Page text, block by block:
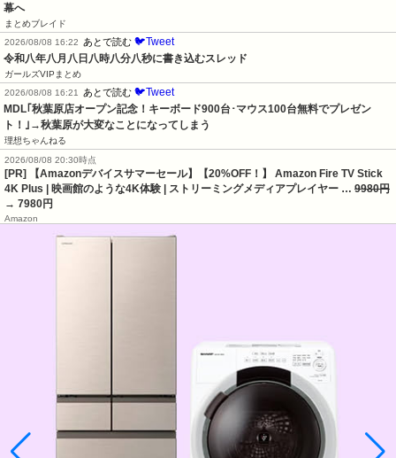
幕へ
まとめブレイド
2026/08/08 16:22
あとで読む 🐦Tweet
令和八年八月八日八時八分八秒に書き込むスレッド
ガールズVIPまとめ
2026/08/08 16:21
あとで読む 🐦Tweet
MDL｢秋葉原店オープン記念！キーボード900台･マウス100台無料でプレゼン
ト！｣→秋葉原が大変なことになってしまう
理想ちゃんねる
2026/08/08 20:30時点
[PR] 【Amazonデバイスサマーセール】【20%OFF！】 Amazon Fire TV Stick
4K Plus | 映画館のような4K体験 | ストリーミングメディアプレイヤー … 9980円
→ 7980円
Amazon